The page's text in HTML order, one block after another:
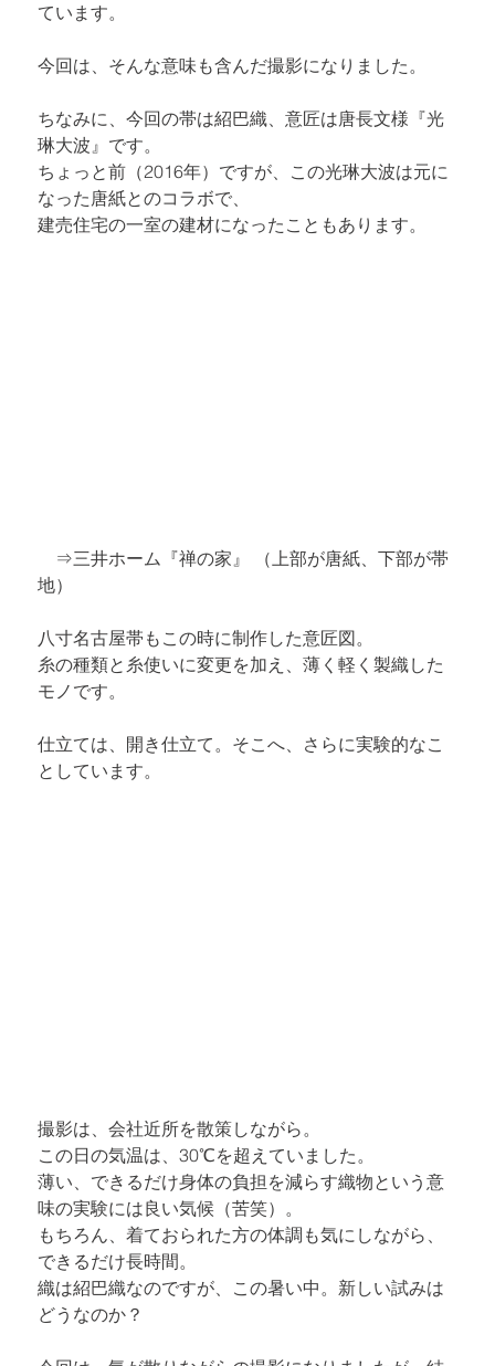
ています。
今回は、そんな意味も含んだ撮影になりました。
ちなみに、今回の帯は紹巴織、意匠は唐長文様『光
琳大波』です。
ちょっと前（2016年）ですが、この光琳大波は元に
建売住宅の一室の建材になったこともあります。
⇒三井ホーム『禅の家』
（上部が唐紙、下部が帯
地）
八寸名古屋帯もこの時に制作した意匠図。
糸の種類と糸使いに変更を加え、薄く軽く製織した
モノです。
仕立ては、開き仕立て。そこへ、さらに実験的なこ
としています。
撮影は、会社近所を散策しながら。
この日の気温は、30℃を超えていました。
薄い、できるだけ身体の負担を減らす織物という意
味の実験には良い気候（苦笑）。
もちろん、着ておられた方の体調も気にしながら、
できるだけ長時間。
織は紹巴織なのですが、この暑い中。新しい試みは
どうなのか？